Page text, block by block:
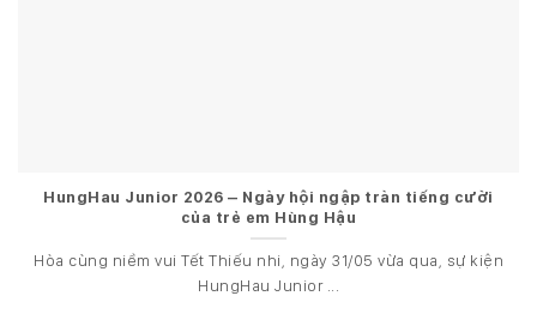
HungHau Junior 2026 – Ngày hội ngập tràn tiếng cười
của trẻ em Hùng Hậu
Hòa cùng niềm vui Tết Thiếu nhi, ngày 31/05 vừa qua, sự kiện
HungHau Junior ...